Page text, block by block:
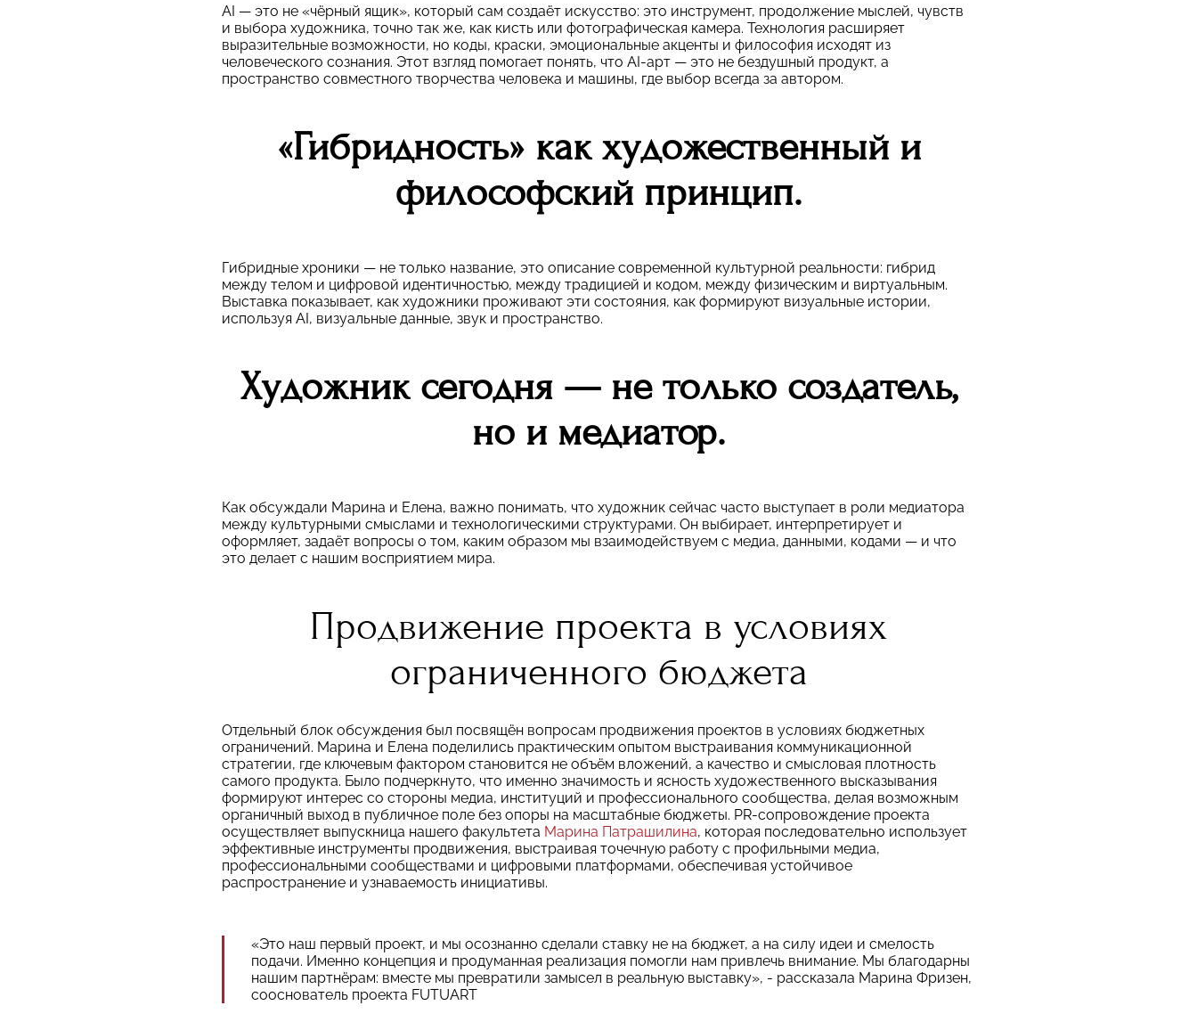
AI — это не «чёрный ящик», который сам создаёт искусство: это инструмент, продолжение мыслей, чувств
и выбора художника, точно так же, как кисть или фотографическая камера. Технология расширяет
выразительные возможности, но коды, краски, эмоциональные акценты и философия исходят из
человеческого сознания. Этот взгляд помогает понять, что AI-арт — это не бездушный продукт, а
пространство совместного творчества человека и машины, где выбор всегда за автором.
«Гибридность» как художественный и
философский принцип.
Гибридные хроники — не только название, это описание современной культурной реальности: гибрид
между телом и цифровой идентичностью, между традицией и кодом, между физическим и виртуальным.
Выставка показывает, как художники проживают эти состояния, как формируют визуальные истории,
используя AI, визуальные данные, звук и пространство.
Художник сегодня — не только создатель,
но и медиатор.
Как обсуждали Марина и Елена, важно понимать, что художник сейчас часто выступает в роли медиатора
между культурными смыслами и технологическими структурами. Он выбирает, интерпретирует и
оформляет, задаёт вопросы о том, каким образом мы взаимодействуем с медиа, данными, кодами — и что
это делает с нашим восприятием мира.
Продвижение проекта в условиях
ограниченного бюджета
Отдельный блок обсуждения был посвящён вопросам продвижения проектов в условиях бюджетных
ограничений. Марина и Елена поделились практическим опытом выстраивания коммуникационной
стратегии, где ключевым фактором становится не объём вложений, а качество и смысловая плотность
самого продукта. Было подчеркнуто, что именно значимость и ясность художественного высказывания
формируют интерес со стороны медиа, институций и профессионального сообщества, делая возможным
органичный выход в публичное поле без опоры на масштабные бюджеты. PR-сопровождение проекта
осуществляет выпускница нашего факультета Марина Патрашилина, которая последовательно использует
эффективные инструменты продвижения, выстраивая точечную работу с профильными медиа,
профессиональными сообществами и цифровыми платформами, обеспечивая устойчивое
распространение и узнаваемость инициативы.
«Это наш первый проект, и мы осознанно сделали ставку не на бюджет, а на силу идеи и смелость
подачи. Именно концепция и продуманная реализация помогли нам привлечь внимание. Мы благодарны
нашим партнёрам: вместе мы превратили замысел в реальную выставку», - рассказала Марина Фризен,
сооснователь проекта FUTUART